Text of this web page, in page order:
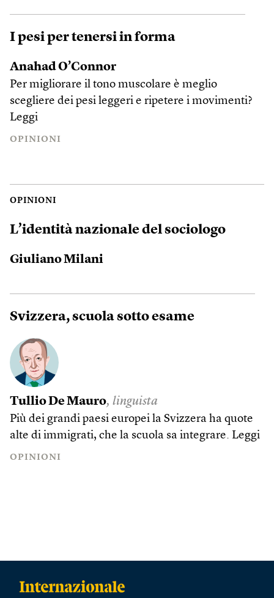
I pesi per tenersi in forma
Anahad O’Connor
Per migliorare il tono muscolare è meglio
scegliere dei pesi leggeri e ripetere i movimenti?
Leggi
OPINIONI
OPINIONI
L’identità nazionale del sociologo
Giuliano Milani
Svizzera, scuola sotto esame
Tullio De Mauro, linguista
Più dei grandi paesi europei la Svizzera ha quote
alte di immigrati, che la scuola sa integrare. Leggi
OPINIONI